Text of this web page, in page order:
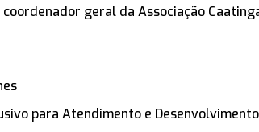
geral da Associação
para Atendimento e